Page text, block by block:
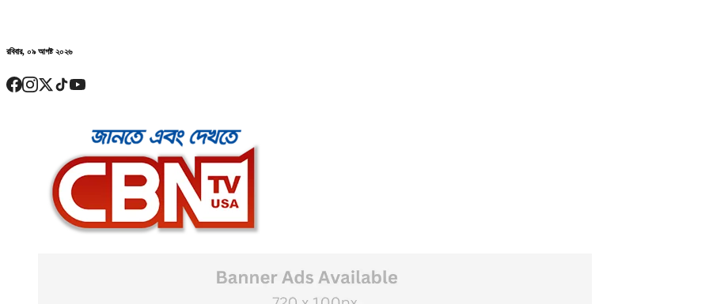
রবিবার, ০৯ আগষ্ট ২০২৬